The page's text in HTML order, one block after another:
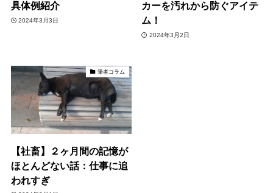
具体例紹介
2024年3月3日
カーを汚れから防ぐアイテ
ム！
2024年3月2日
筆者コラム
【社畜】２ヶ月間の記憶が
ほとんどない話：仕事に追
われすぎ